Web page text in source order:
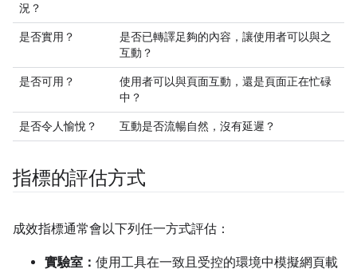
況？
是否實用？
是否已轉譯足夠的內容，讓使用者可以與之
互動？
是否可用？
使用者可以與頁面互動，還是頁面正在忙碌
中？
是否令人愉悅？
互動是否流暢自然，沒有延遲？
指標的評估方式
成效指標通常會以下列任一方式評估：
實驗室： 使用工具在一致且受控的環境中模擬網頁載